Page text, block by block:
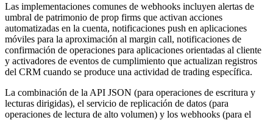
Las implementaciones comunes de webhooks incluyen alertas de
umbral de patrimonio de prop firms que activan acciones
automatizadas en la cuenta, notificaciones push en aplicaciones
móviles para la aproximación al margin call, notificaciones de
confirmación de operaciones para aplicaciones orientadas al cliente
y activadores de eventos de cumplimiento que actualizan registros
del CRM cuando se produce una actividad de trading específica.
La combinación de la API JSON (para operaciones de escritura y
lecturas dirigidas), el servicio de replicación de datos (para
operaciones de lectura de alto volumen) y los webhooks (para el